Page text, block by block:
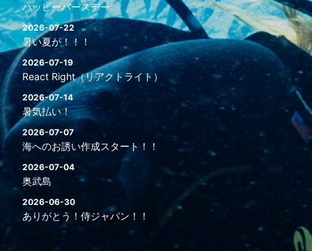
ハッピーバースデー
2026-07-22
暑い夏が！！！
2026-07-19
React Right（リアクトライト）
2026-07-14
暑気払い！
2026-07-07
海へのお誘い作成スタート！！
2026-07-04
奥武島
2026-06-30
ありがとう！侍ジャパン！！